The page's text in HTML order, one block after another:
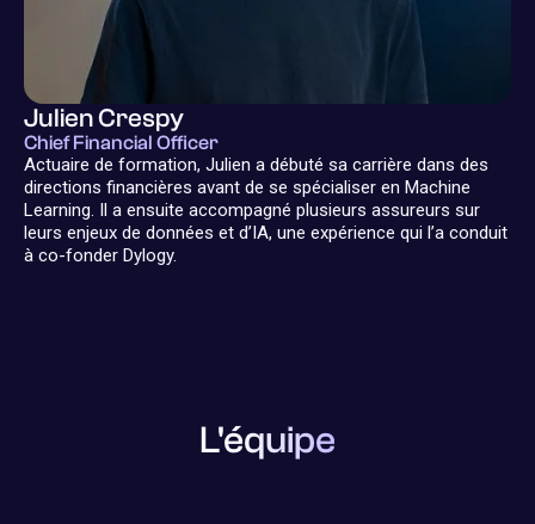
Julien Crespy
Chief Financial Officer
Actuaire de formation, Julien a débuté sa carrière dans des
directions financières avant de se spécialiser en Machine
Learning. Il a ensuite accompagné plusieurs assureurs sur
leurs enjeux de données et d’IA, une expérience qui l’a conduit
à co-fonder Dylogy.
L'équipe